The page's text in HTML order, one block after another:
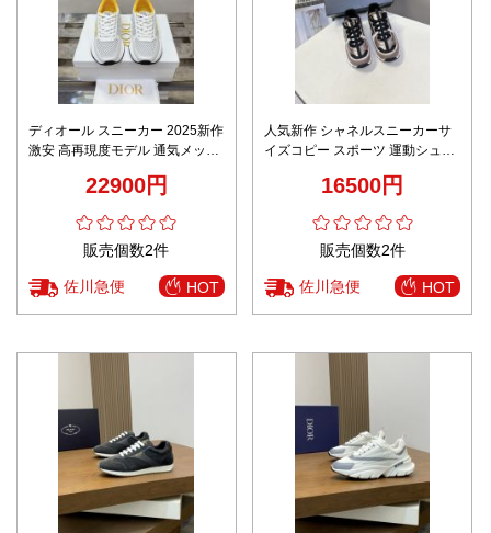
ディオール スニーカー 2025新作
激安 高再現度モデル 通気メッシ
テール 即納対応22900円
販売個数2件
佐川急便 HOT
人気新作 シャネルスニーカーサ
イズコピー スポーツ 運動シュー
16500円
販売個数2件
佐川急便 HOT